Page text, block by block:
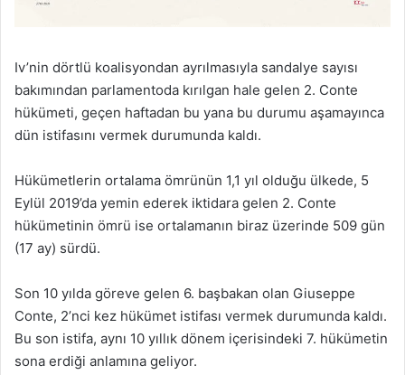
Iv’nin dörtlü koalisyondan ayrılmasıyla sandalye sayısı
bakımından parlamentoda kırılgan hale gelen 2. Conte
hükümeti, geçen haftadan bu yana bu durumu aşamayınca
dün istifasını vermek durumunda kaldı.
Hükümetlerin ortalama ömrünün 1,1 yıl olduğu ülkede, 5
Eylül 2019’da yemin ederek iktidara gelen 2. Conte
hükümetinin ömrü ise ortalamanın biraz üzerinde 509 gün
(17 ay) sürdü.
Son 10 yılda göreve gelen 6. başbakan olan Giuseppe
Conte, 2’nci kez hükümet istifası vermek durumunda kaldı.
Bu son istifa, aynı 10 yıllık dönem içerisindeki 7. hükümetin
sona erdiği anlamına geliyor.